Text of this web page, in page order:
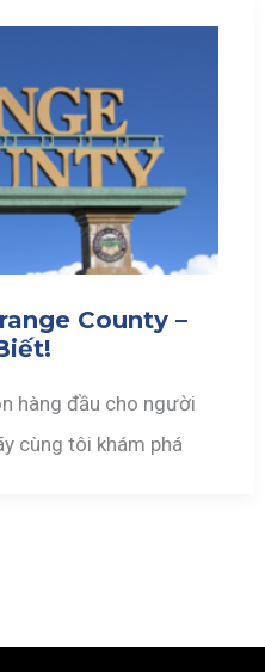
County –
hàng đầu cho người
cùng tôi khám phá